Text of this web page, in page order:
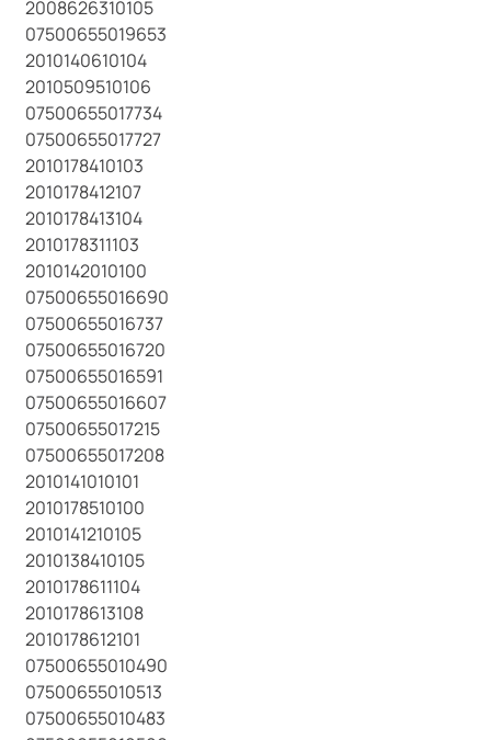
2008626310105
07500655019653
2010140610104
2010509510106
07500655017734
07500655017727
2010178410103
2010178412107
2010178413104
2010178311103
2010142010100
07500655016690
07500655016737
07500655016720
07500655016591
07500655016607
07500655017215
07500655017208
2010141010101
2010178510100
2010141210105
2010138410105
2010178611104
2010178613108
2010178612101
07500655010490
07500655010513
07500655010483